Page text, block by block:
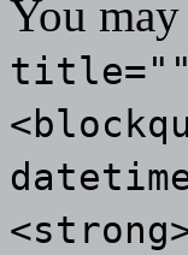
You may